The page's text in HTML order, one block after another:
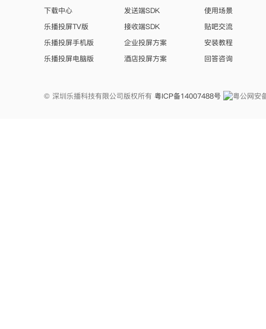
下载中心
乐播投屏TV版
乐播投屏手机版
乐播投屏电脑版
发送端SDK
接收端SDK
企业投屏方案
酒店投屏方案
使用场景
贴吧交流
安装教程
回答咨询
© 深圳乐播科技有限公司版权所有 粤ICP备14007488号